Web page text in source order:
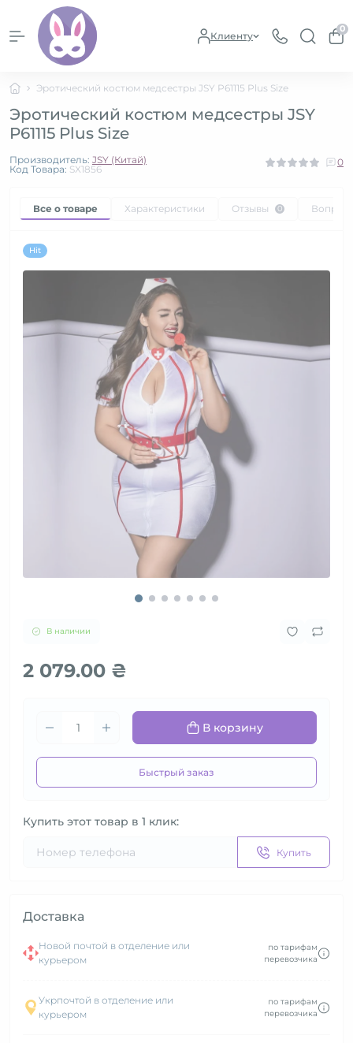
Клиенту
0
Эротический костюм медсестры JSY P61115 Plus Size
Эротический костюм медсестры JSY
P61115 Plus Size
Производитель: JSY (Китай)
Код Товара: SX1856
0
Все о товаре Характеристики Отзывы 0
Hit
В наличии
2 079.00 ₴
В корзину
Быстрый заказ
Купить этот товар в 1 клик:
Купить
Доставка
Новой почтой в отделение или
курьером
по тарифам
перевозчика
Укрпочтой в отделение или
курьером
по тарифам
перевозчика